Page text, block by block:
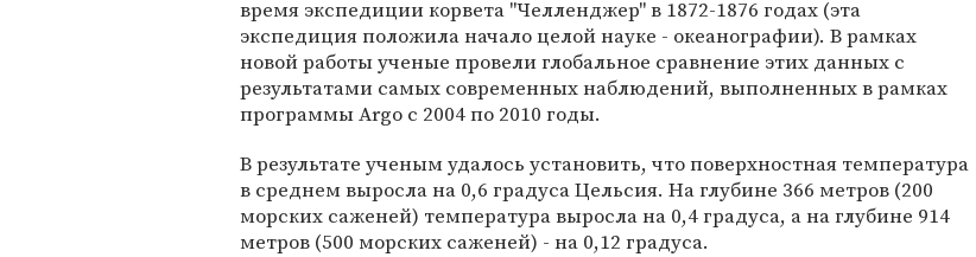
время экспедиции корвета "Челленджер" в 1872-1876 годах (эта
экспедиция положила начало целой науке - океанографии). В рамках
новой работы ученые провели глобальное сравнение этих данных с
результатами самых современных наблюдений, выполненных в рамках
программы Argo с 2004 по 2010 годы.
В результате ученым удалось установить, что поверхностная температура
в среднем выросла на 0,6 градуса Цельсия. На глубине 366 метров (200
морских саженей) температура выросла на 0,4 градуса, а на глубине 914
метров (500 морских саженей) - на 0,12 градуса.